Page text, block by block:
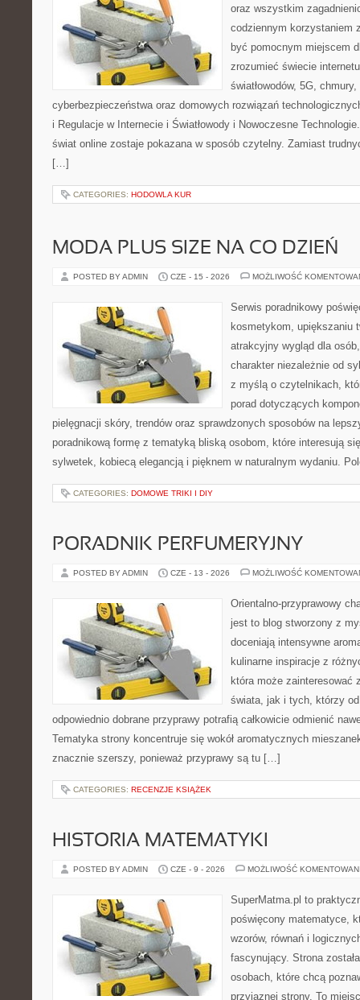
oraz wszystkim
codziennym korzystaniem
być pomocnym miejscem
zrozumieć świecie
światłowodów, 5G,
cyberbezpieczeństwa oraz domowych rozwiązań
i Regulacje w Internecie i Światłowody i Nowoczesne
świat online zostaje pokazana w sposób czytelny. Zamiast
[…]
CATEGORIES: HODOWLA KUR
MODA PLUS SIZE NA CO DZIEŃ
POSTED BY ADMIN CZE - 15 - 2026 MOŻLIWOŚĆ
Serwis poradnikowy
kosmetykom, upiększaniu
atrakcyjny wygląd dla
charakter niezależnie od
z myślą o czytelnikach,
porad dotyczących
pielęgnacji skóry, trendów oraz sprawdzonych sposobów na
poradnikową formę z tematyką bliską osobom, które interesują
sylwetek, kobiecą elegancją i pięknem w naturalnym wydaniu.
CATEGORIES: DOMOWE TRIKI I DIY
PORADNIK PERFUMERYJNY
POSTED BY ADMIN CZE - 13 - 2026 MOŻLIWOŚĆ
Orientalno-przyprawowy
jest to blog stworzony z
doceniają intensywne
kulinarne inspiracje z
która może zainteresować
świata, jak i tych, którzy
odpowiednio dobrane przyprawy potrafią całkowicie odmienić
Tematyka strony koncentruje się wokół aromatycznych
znacznie szerszy, ponieważ przyprawy są tu […]
CATEGORIES: RECENZJE KSIĄŻEK
HISTORIA MATEMATYKI
POSTED BY ADMIN CZE - 9 - 2026 MOŻLIWOŚĆ
SuperMatma.pl to
poświęcony matematyce,
wzorów, równań i
fascynujący. Strona
osobach, które chcą
przyjaznej strony. To